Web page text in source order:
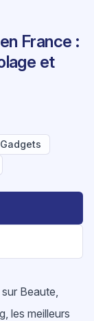
France :
et
Gadgets
Beaute,
les meilleurs